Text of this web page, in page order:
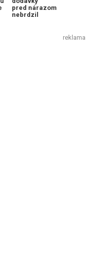
pred nárazom
nebrdzil
reklama